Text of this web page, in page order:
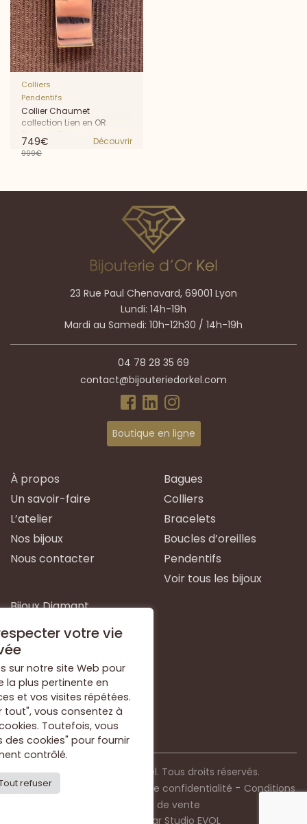
Colliers
Pendentifs
Collier Chaumet
collection Lien en OR
749€
999€
Découvrir
23 Rue Paul Chenavard, 69001 Lyon
Lundi: 14h-19h
Mardi au Samedi: 10h-12h30 / 14h-19h
04 78 28 35 69
contact@bijouteriedorkel.com
Boutique en ligne
À propos
Un savoir-faire
L’atelier
Nos bijoux
Nous contacter
Bagues
Colliers
Bracelets
Boucles d’oreilles
Pendentifs
Voir tous les bijoux
Bijoux Diamant
Bijoux Emeraude
Bijoux Or Blanc
Bijoux Or Jaune
Bijoux Argent
Voir tous les types de
bijoux
© 2021 Bijouterie Dorkel. Tous droits réservés.
Mentions légales
Politique de confidentialité - Conditions
générales de vente
Conception par Studio EVOL
votre vie
sur notre site Web pour
la plus pertinente en
et vos visites répétées.
tout", vous consentez à
Toutefois, vous
des cookies" pour fournir
contrôlé.
refuser